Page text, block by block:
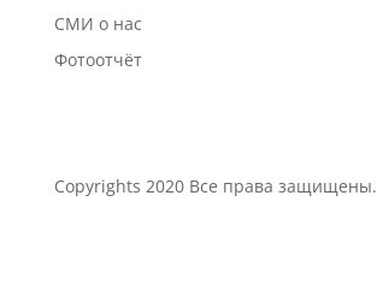
СМИ о нас
Фотоотчёт
Сopyrights 2020 Все права защищены.